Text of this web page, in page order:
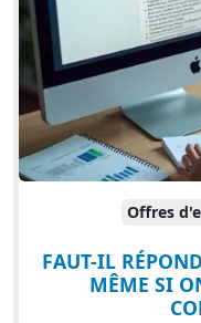
Offres
FAUT-IL
MÊME SI